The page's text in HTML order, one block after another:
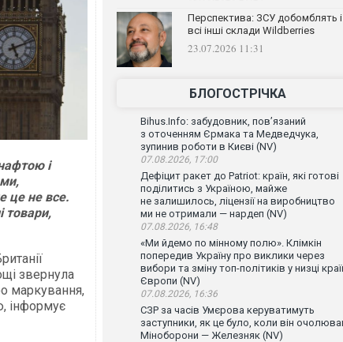
і
це не все.
товари,
звернула
маркування,
інформує
Перспектива: ЗСУ добомблять і
всі інші склади Wildberries
23.07.2026 11:31
БЛОГОСТРІЧКА
Bihus.Info: забудовник, пов’язаний
з оточенням Єрмака та Медведчука,
зупинив роботи в Києві (NV)
07.08.2026, 17:00
Дефіцит ракет до Patriot: країн, які готові
поділитись з Україною, майже
не залишилось, ліцензії на виробництво
ми не отримали — нардеп (NV)
07.08.2026, 16:48
«Ми йдемо по мінному полю». Клімкін
попередив Україну про виклики через
вибори та зміну топ-політиків у низці
Європи (NV)
07.08.2026, 16:36
СЗР за часів Умєрова керуватимуть
заступники, як це було, коли він
Міноборони — Железняк (NV)